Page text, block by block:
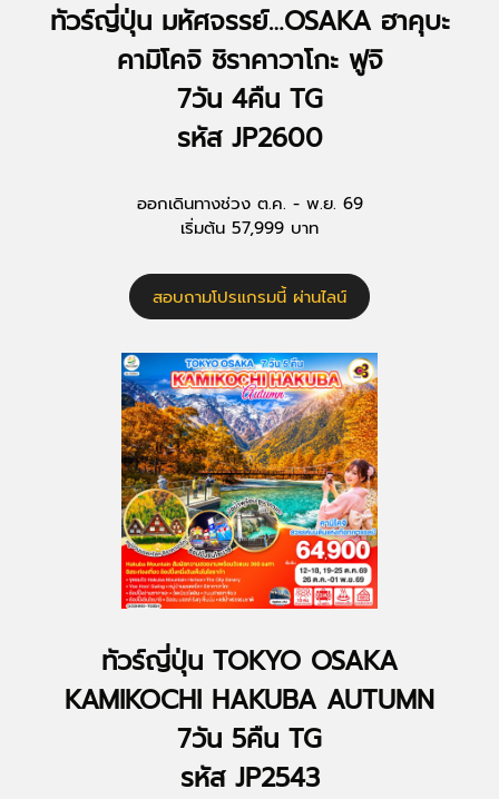
ทัวร์ญี่ปุ่น มหัศจรรย์…OSAKA ฮาคุบะ
คามิโคจิ ชิราคาวาโกะ ฟูจิ
7วัน 4คืน TG
รหัส JP2600
ออกเดินทางช่วง ต.ค. - พ.ย. 69
เริ่มต้น 57,999 บาท
สอบถามโปรแกรมนี้ ผ่านไลน์
ทัวร์ญี่ปุ่น TOKYO OSAKA
KAMIKOCHI HAKUBA AUTUMN
7วัน 5คืน TG
รหัส JP2543